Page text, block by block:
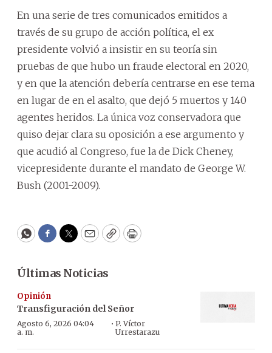
En una serie de tres comunicados emitidos a
través de su grupo de acción política, el ex
presidente volvió a insistir en su teoría sin
pruebas de que hubo un fraude electoral en 2020,
y en que la atención debería centrarse en ese tema
en lugar de en el asalto, que dejó 5 muertos y 140
agentes heridos. La única voz conservadora que
quiso dejar clara su oposición a ese argumento y
que acudió al Congreso, fue la de Dick Cheney,
vicepresidente durante el mandato de George W.
Bush (2001-2009).
WhatsApp
Facebook
Twitter
EmailCopyPrint
Últimas Noticias
Opinión
Transfiguración del Señor
Agosto 6, 2026 04:04
a. m.
· P. Víctor
Urrestarazu